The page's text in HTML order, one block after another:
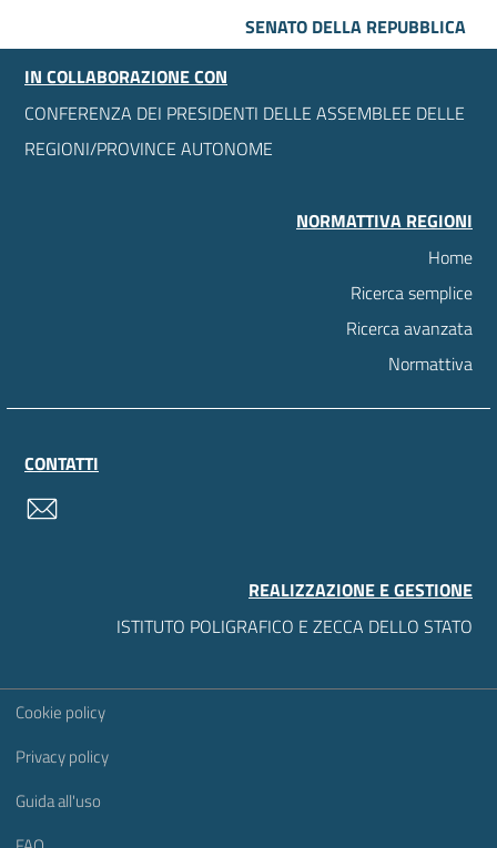
SENATO DELLA REPUBBLICA
IN COLLABORAZIONE CON
CONFERENZA DEI PRESIDENTI DELLE ASSEMBLEE DELLE
REGIONI/PROVINCE AUTONOME
NORMATTIVA REGIONI
Home
Ricerca semplice
Ricerca avanzata
Normattiva
CONTATTI
REALIZZAZIONE E GESTIONE
ISTITUTO POLIGRAFICO E ZECCA DELLO STATO
Sezione Link Utili
Cookie policy
Privacy policy
Guida all'uso